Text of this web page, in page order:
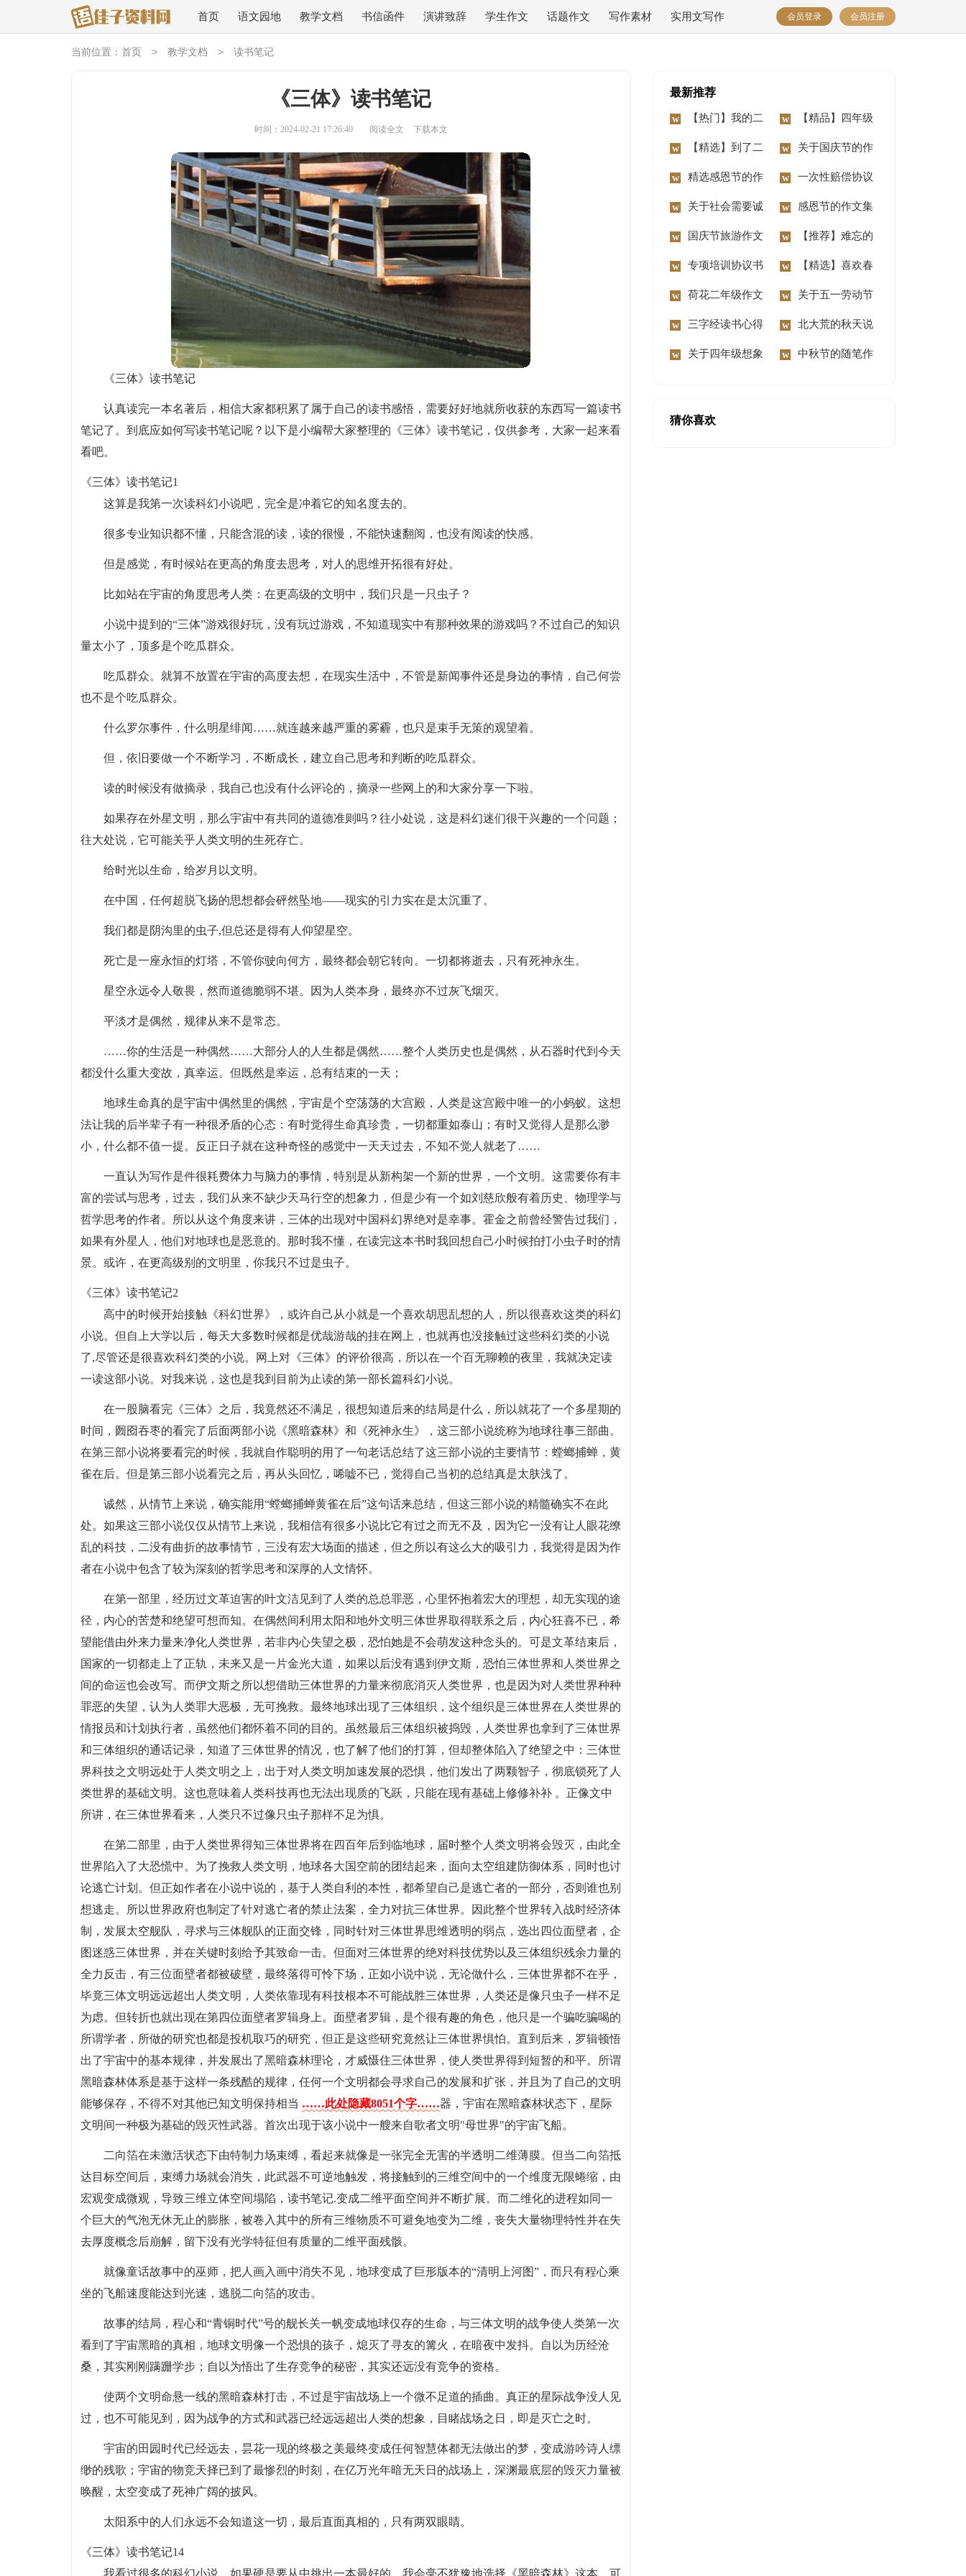
首页 语文园地 教学文档 书信函件 演讲致辞 学生作文 话题作文 写作素材 实用文写作 会员登录 会员注册
当前位置： 首页 > 教学文档 > 读书笔记
《三体》读书笔记
时间：2024-02-21 17:26:40 阅读全文 下载本文
《三体》读书笔记
认真读完一本名著后，相信大家都积累了属于自己的读书感悟，需要好好地就所收获的东西写一篇读书
笔记了。到底应如何写读书笔记呢？以下是小编帮大家整理的《三体》读书笔记，仅供参考，大家一起来看
看吧。
《三体》读书笔记1
这算是我第一次读科幻小说吧，完全是冲着它的知名度去的。
很多专业知识都不懂，只能含混的读，读的很慢，不能快速翻阅，也没有阅读的快感。
但是感觉，有时候站在更高的角度去思考，对人的思维开拓很有好处。
比如站在宇宙的角度思考人类：在更高级的文明中，我们只是一只虫子？
小说中提到的“三体”游戏很好玩，没有玩过游戏，不知道现实中有那种效果的游戏吗？不过自己的知识
量太小了，顶多是个吃瓜群众。
吃瓜群众。就算不放置在宇宙的高度去想，在现实生活中，不管是新闻事件还是身边的事情，自己何尝
也不是个吃瓜群众。
什么罗尔事件，什么明星绯闻……就连越来越严重的雾霾，也只是束手无策的观望着。
但，依旧要做一个不断学习，不断成长，建立自己思考和判断的吃瓜群众。
读的时候没有做摘录，我自己也没有什么评论的，摘录一些网上的和大家分享一下啦。
如果存在外星文明，那么宇宙中有共同的道德准则吗？往小处说，这是科幻迷们很干兴趣的一个问题；
往大处说，它可能关乎人类文明的生死存亡。
给时光以生命，给岁月以文明。
在中国，任何超脱飞扬的思想都会砰然坠地——现实的引力实在是太沉重了。
我们都是阴沟里的虫子,但总还是得有人仰望星空。
死亡是一座永恒的灯塔，不管你驶向何方，最终都会朝它转向。一切都将逝去，只有死神永生。
星空永远令人敬畏，然而道德脆弱不堪。因为人类本身，最终亦不过灰飞烟灭。
平淡才是偶然，规律从来不是常态。
……你的生活是一种偶然……大部分人的人生都是偶然……整个人类历史也是偶然，从石器时代到今天
都没什么重大变故，真幸运。但既然是幸运，总有结束的一天；
地球生命真的是宇宙中偶然里的偶然，宇宙是个空荡荡的大宫殿，人类是这宫殿中唯一的小蚂蚁。这想
法让我的后半辈子有一种很矛盾的心态：有时觉得生命真珍贵，一切都重如泰山；有时又觉得人是那么渺
小，什么都不值一提。反正日子就在这种奇怪的感觉中一天天过去，不知不觉人就老了……
一直认为写作是件很耗费体力与脑力的事情，特别是从新构架一个新的世界，一个文明。这需要你有丰
富的尝试与思考，过去，我们从来不缺少天马行空的想象力，但是少有一个如刘慈欣般有着历史、物理学与
哲学思考的作者。所以从这个角度来讲，三体的出现对中国科幻界绝对是幸事。霍金之前曾经警告过我们，
如果有外星人，他们对地球也是恶意的。那时我不懂，在读完这本书时我回想自己小时候拍打小虫子时的情
景。或许，在更高级别的文明里，你我只不过是虫子。
《三体》读书笔记2
高中的时候开始接触《科幻世界》，或许自己从小就是一个喜欢胡思乱想的人，所以很喜欢这类的科幻
小说。但自上大学以后，每天大多数时候都是优哉游哉的挂在网上，也就再也没接触过这些科幻类的小说
了,尽管还是很喜欢科幻类的小说。网上对《三体》的评价很高，所以在一个百无聊赖的夜里，我就决定读
一读这部小说。对我来说，这也是我到目前为止读的第一部长篇科幻小说。
在一股脑看完《三体》之后，我竟然还不满足，很想知道后来的结局是什么，所以就花了一个多星期的
时间，囫囵吞枣的看完了后面两部小说《黑暗森林》和《死神永生》，这三部小说统称为地球往事三部曲。
在第三部小说将要看完的时候，我就自作聪明的用了一句老话总结了这三部小说的主要情节：螳螂捕蝉，黄
雀在后。但是第三部小说看完之后，再从头回忆，唏嘘不已，觉得自己当初的总结真是太肤浅了。
诚然，从情节上来说，确实能用“螳螂捕蝉黄雀在后”这句话来总结，但这三部小说的精髓确实不在此
处。如果这三部小说仅仅从情节上来说，我相信有很多小说比它有过之而无不及，因为它一没有让人眼花缭
乱的科技，二没有曲折的故事情节，三没有宏大场面的描述，但之所以有这么大的吸引力，我觉得是因为作
者在小说中包含了较为深刻的哲学思考和深厚的人文情怀。
在第一部里，经历过文革迫害的叶文洁见到了人类的总总罪恶，心里怀抱着宏大的理想，却无实现的途
径，内心的苦楚和绝望可想而知。在偶然间利用太阳和地外文明三体世界取得联系之后，内心狂喜不已，希
望能借由外来力量来净化人类世界，若非内心失望之极，恐怕她是不会萌发这种念头的。可是文革结束后，
国家的一切都走上了正轨，未来又是一片金光大道，如果以后没有遇到伊文斯，恐怕三体世界和人类世界之
间的命运也会改写。而伊文斯之所以想借助三体世界的力量来彻底消灭人类世界，也是因为对人类世界种种
罪恶的失望，认为人类罪大恶极，无可挽救。最终地球出现了三体组织，这个组织是三体世界在人类世界的
情报员和计划执行者，虽然他们都怀着不同的目的。虽然最后三体组织被捣毁，人类世界也拿到了三体世界
和三体组织的通话记录，知道了三体世界的情况，也了解了他们的打算，但却整体陷入了绝望之中：三体世
界科技之文明远处于人类文明之上，出于对人类文明加速发展的恐惧，他们发出了两颗智子，彻底锁死了人
类世界的基础文明。这也意味着人类科技再也无法出现质的飞跃，只能在现有基础上修修补补 。正像文中
所讲，在三体世界看来，人类只不过像只虫子那样不足为惧。
在第二部里，由于人类世界得知三体世界将在四百年后到临地球，届时整个人类文明将会毁灭，由此全
世界陷入了大恐慌中。为了挽救人类文明，地球各大国空前的团结起来，面向太空组建防御体系，同时也讨
论逃亡计划。但正如作者在小说中说的，基于人类自利的本性，都希望自己是逃亡者的一部分，否则谁也别
想逃走。所以世界政府也制定了针对逃亡者的禁止法案，全力对抗三体世界。因此整个世界转入战时经济体
制，发展太空舰队，寻求与三体舰队的正面交锋，同时针对三体世界思维透明的弱点，选出四位面壁者，企
图迷惑三体世界，并在关键时刻给予其致命一击。但面对三体世界的绝对科技优势以及三体组织残余力量的
全力反击，有三位面壁者都被破壁，最终落得可怜下场，正如小说中说，无论做什么，三体世界都不在乎，
毕竟三体文明远远超出人类文明，人类依靠现有科技根本不可能战胜三体世界，人类还是像只虫子一样不足
为虑。但转折也就出现在第四位面壁者罗辑身上。面壁者罗辑，是个很有趣的角色，他只是一个骗吃骗喝的
所谓学者，所做的研究也都是投机取巧的研究，但正是这些研究竟然让三体世界惧怕。直到后来，罗辑顿悟
出了宇宙中的基本规律，并发展出了黑暗森林理论，才威慑住三体世界，使人类世界得到短暂的和平。所谓
黑暗森林体系是基于这样一条残酷的规律，任何一个文明都会寻求自己的发展和扩张，并且为了自己的文明
能够保存，不得不对其他已知文明保持相当 ……此处隐藏8051个字……器，宇宙在黑暗森林状态下，星际
文明间一种极为基础的毁灭性武器。首次出现于该小说中一艘来自歌者文明"母世界"的宇宙飞船。
二向箔在未激活状态下由特制力场束缚，看起来就像是一张完全无害的半透明二维薄膜。但当二向箔抵
达目标空间后，束缚力场就会消失，此武器不可逆地触发，将接触到的三维空间中的一个维度无限蜷缩，由
宏观变成微观，导致三维立体空间塌陷，读书笔记.变成二维平面空间并不断扩展。而二维化的进程如同一
个巨大的气泡无休无止的膨胀，被卷入其中的所有三维物质不可避免地变为二维，丧失大量物理特性并在失
去厚度概念后崩解，留下没有光学特征但有质量的二维平面残骸。
就像童话故事中的巫师，把人画入画中消失不见，地球变成了巨形版本的“清明上河图”，而只有程心乘
坐的飞船速度能达到光速，逃脱二向箔的攻击。
故事的结局，程心和“青铜时代”号的舰长关一帆变成地球仅存的生命，与三体文明的战争使人类第一次
看到了宇宙黑暗的真相，地球文明像一个恐惧的孩子，熄灭了寻友的篝火，在暗夜中发抖。自以为历经沧
桑，其实刚刚蹒跚学步；自以为悟出了生存竞争的秘密，其实还远没有竞争的资格。
使两个文明命悬一线的黑暗森林打击，不过是宇宙战场上一个微不足道的插曲。真正的星际战争没人见
过，也不可能见到，因为战争的方式和武器已经远远超出人类的想象，目睹战场之日，即是灭亡之时。
宇宙的田园时代已经远去，昙花一现的终极之美最终变成任何智慧体都无法做出的梦，变成游吟诗人缥
缈的残歌；宇宙的物竞天择已到了最惨烈的时刻，在亿万光年暗无天日的战场上，深渊最底层的毁灭力量被
唤醒，太空变成了死神广阔的披风。
太阳系中的人们永远不会知道这一切，最后直面真相的，只有两双眼睛。
《三体》读书笔记14
我看过很多的科幻小说，如果硬是要从中挑出一本最好的，我会毫不犹豫地选择《黑暗森林》这本。可
最新推荐
【热门】我的二
年级作文锦集7篇
【精品】四年级
动物作文10篇
【精选】到了二
年级作文锦集七篇
关于国庆节的作
文汇编15篇
精选感恩节的作
文400字3篇
一次性赔偿协议
书
关于社会需要诚
信作文3篇
感恩节的作文集
合15篇
国庆节旅游作文
14篇
【推荐】难忘的
事二年级作文合集八
篇
专项培训协议书 【精选】喜欢春
节作文三篇
荷花二年级作文
300字锦集六篇
关于五一劳动节
慰问信范文汇编8篇
三字经读书心得
体会
北大荒的秋天说
课稿
关于四年级想象 中秋节的随笔作
猜你喜欢